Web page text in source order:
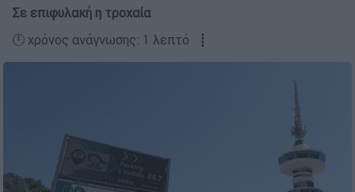
Σε επιφυλακή η τροχαία
🕛 χρόνος ανάγνωσης: 1 λεπτό ┋